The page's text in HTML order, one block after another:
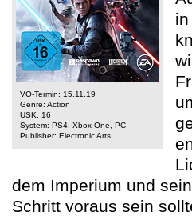
VÖ-Termin: 15.11.19
Genre: Action
USK: 16
System: PS4, Xbox One, PC
Publisher: Electronic Arts
dem Imperium und
Schritt voraus sein